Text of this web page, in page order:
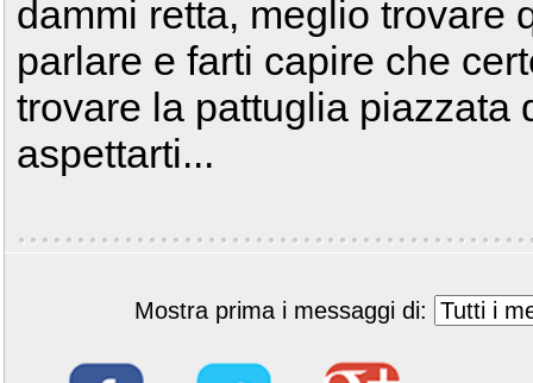
dammi retta, meglio trovare
parlare e farti capire che
trovare la pattuglia piazzata
aspettarti...
Mostra prima i messaggi di: